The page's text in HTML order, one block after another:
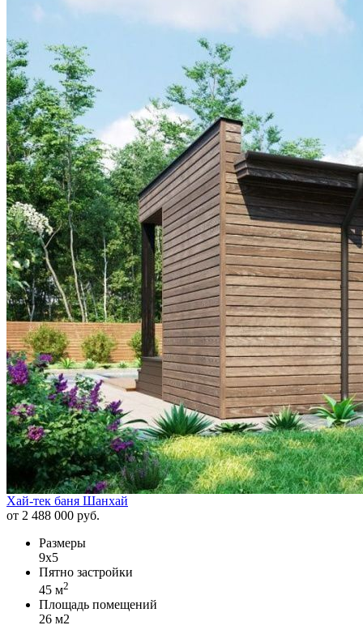
Хай-тек баня Шанхай
от 2 488 000 руб.
Размеры
9х5
Пятно застройки
45 м2
Площадь помещений
26 м2